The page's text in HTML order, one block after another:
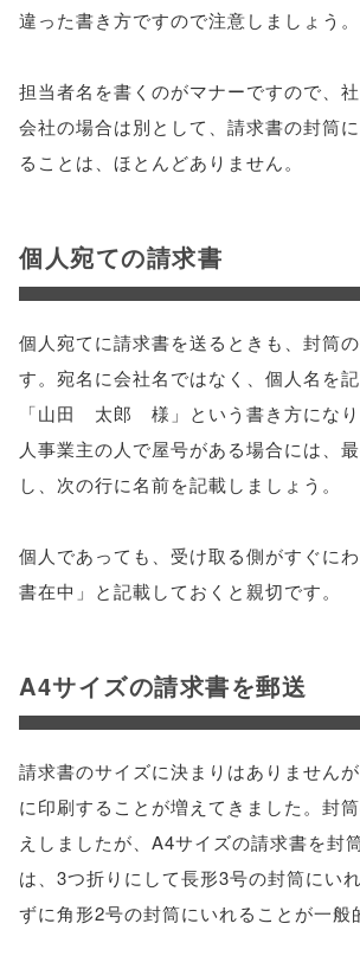
違った書き方ですので注意しましょう。
担当者名を書くのがマナーですので、
会社の場合は別として、請求書の封筒
ることは、ほとんどありません。
個人宛ての請求書
個人宛てに請求書を送るときも、封筒
す。宛名に会社名ではなく、個人名を
「山田 太郎 様」という書き方にな
人事業主の人で屋号がある場合には、
し、次の行に名前を記載しましょう。
個人であっても、受け取る側がすぐに
書在中」と記載しておくと親切です。
A4サイズの請求書を郵送
請求書のサイズに決まりはありません
に印刷することが増えてきました。封
えしましたが、A4サイズの請求書を封
は、3つ折りにして長形3号の封筒にい
ずに角形2号の封筒にいれることが一般